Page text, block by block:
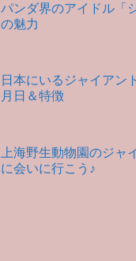
パンダ界のアイドル「
の魅力
日本にいるジャイアン
月日＆特徴
上海野生動物園のジャ
に会いに行こう♪